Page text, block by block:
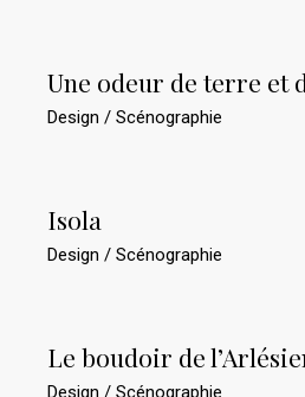
Une odeur de terre et
Design Scénographie
Isola
Design Scénographie
Le boudoir de
Design Scénographie